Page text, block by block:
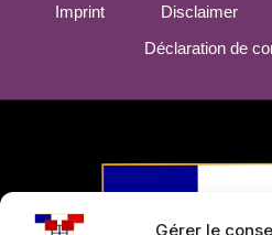
Gérer le
Imprint Disclaimer
Déclaration de